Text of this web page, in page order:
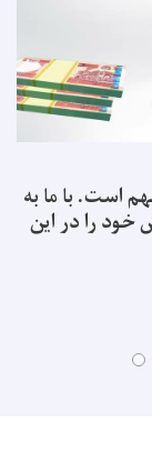
است. با ما به
خود را در این